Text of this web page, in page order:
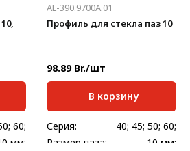
обработки профиля
60;
мм;
AL-390.9700A.01
Профиль для стекла паз 10
98.89 Br./шт
В корзину
Серия:
40; 45; 50; 60;
Размер паза:
10 мм;